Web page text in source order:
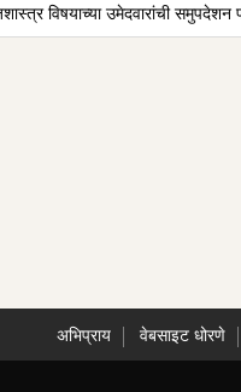
विषयाच्या उमेदवारांची समुपदेशन
अभिप्राय वेबसाइट धोरणे